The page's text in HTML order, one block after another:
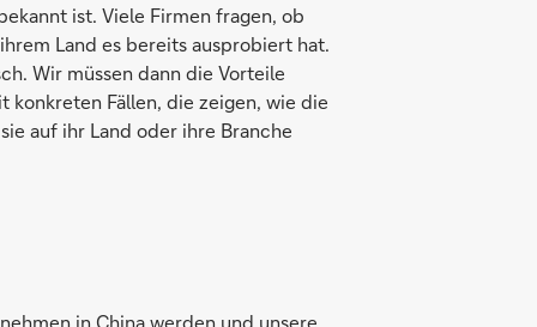
ist. Viele Firmen fragen, ob
Land es bereits ausprobiert hat.
Wir müssen dann die Vorteile
Fällen, die zeigen, wie die
auf ihr Land oder ihre Branche
in China werden und unsere